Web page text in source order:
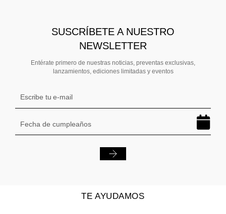
SUSCRÍBETE A NUESTRO
NEWSLETTER
Entérate primero de nuestras noticias, preventas exclusivas,
lanzamientos, ediciones limitadas y eventos
TE AYUDAMOS